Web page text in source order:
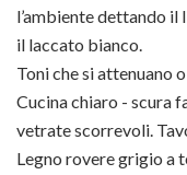
l’ambiente dettando
il laccato bianco.
Toni che si attenuano
Cucina chiaro - scura
vetrate scorrevoli.
Legno rovere grigio a